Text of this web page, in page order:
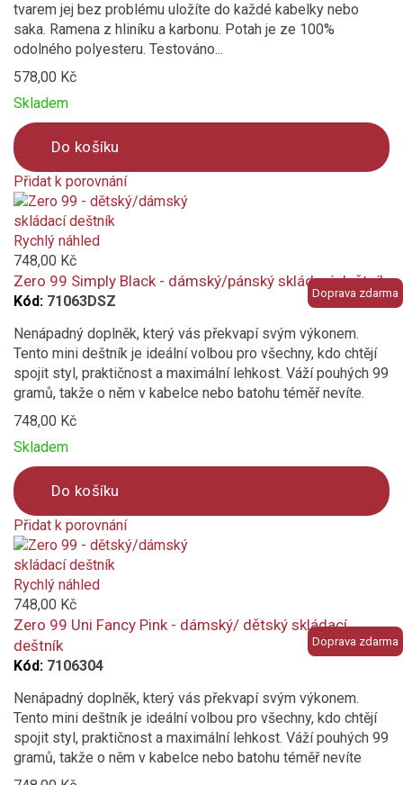
tvarem jej bez problému uložíte do každé kabelky nebo
saka. Ramena z hliníku a karbonu. Potah je ze 100%
odolného polyesteru. Testováno...
578,00 Kč
Skladem
Do košíku
Přidat k porovnání
Product
is
added
to
compare
Doprava zdarma
Rychlý náhled
748,00 Kč
Zero 99 Simply Black - dámský/pánský skládací deštník
Kód: 71063DSZ
Nenápadný doplněk, který vás překvapí svým výkonem.
Tento mini deštník je ideální volbou pro všechny, kdo chtějí
spojit styl, praktičnost a maximální lehkost. Váží pouhých 99
gramů, takže o něm v kabelce nebo batohu téměř nevíte.
748,00 Kč
Skladem
Do košíku
Přidat k porovnání
Product
is
added
to
compare
Doprava zdarma
Rychlý náhled
748,00 Kč
Zero 99 Uni Fancy Pink - dámský/ dětský skládací
deštník
Kód: 7106304
Nenápadný doplněk, který vás překvapí svým výkonem.
Tento mini deštník je ideální volbou pro všechny, kdo chtějí
spojit styl, praktičnost a maximální lehkost. Váží pouhých 99
gramů, takže o něm v kabelce nebo batohu téměř nevíte